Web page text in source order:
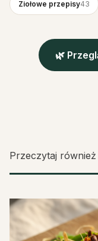
Ziołowe przepisy43
🌿
Przeczytaj również